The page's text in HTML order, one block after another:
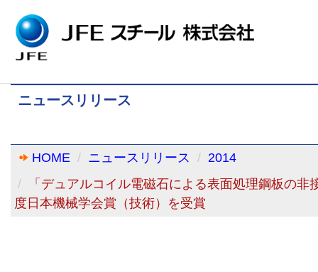
ニュースリリース
HOME ニュースリリース
2014
「デュアルコイル電磁石による表面処理鋼板の
度日本機械学会賞（技術）を受賞